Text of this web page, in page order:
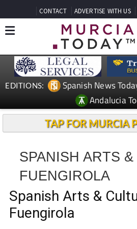
CONTACT ADVERTISE WITH US
EDITIONS: Spanish News
Andalucia
TAP FOR MURCIA
SPANISH ARTS
FUENGIROLA
Spanish Arts &
Fuengirola